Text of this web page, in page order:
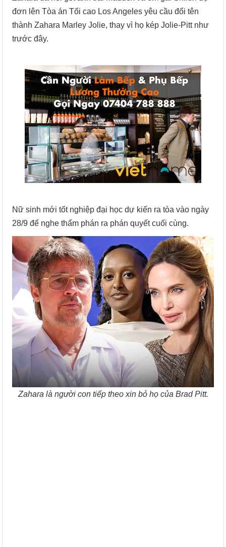
đơn lên Tòa án Tối cao Los Angeles yêu cầu đổi tên
thành Zahara Marley Jolie, thay vì họ kép Jolie-Pitt như
trước đây.
Nữ sinh mới tốt nghiệp đại học dự kiến ra tòa vào ngày
28/9 để nghe thẩm phán ra phán quyết cuối cùng.
Zahara là người con tiếp theo xin bỏ họ của Brad Pitt.